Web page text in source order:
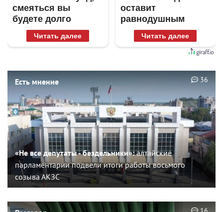
смеяться вы
будете долго
Читать далее
оставит
равнодушным
Читать далее
Есть мнение
«Не все депутаты - бездельники»:алтайские
парламентарии подвели итоги работы восьмого
созыва АКЗС
36